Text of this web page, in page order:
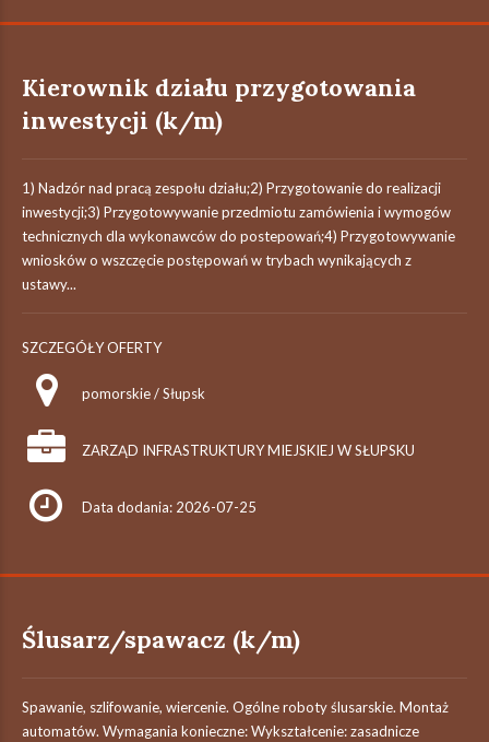
Kierownik działu przygotowania
inwestycji (k/m)
1) Nadzór nad pracą zespołu działu;2) Przygotowanie do realizacji
inwestycji;3) Przygotowywanie przedmiotu zamówienia i wymogów
technicznych dla wykonawców do postepowań;4) Przygotowywanie
wniosków o wszczęcie postępowań w trybach wynikających z
ustawy...
SZCZEGÓŁY OFERTY
pomorskie / Słupsk
ZARZĄD INFRASTRUKTURY MIEJSKIEJ W SŁUPSKU
Data dodania: 2026-07-25
Ślusarz/spawacz (k/m)
Spawanie, szlifowanie, wiercenie. Ogólne roboty ślusarskie. Montaż
automatów. Wymagania konieczne: Wykształcenie: zasadnicze